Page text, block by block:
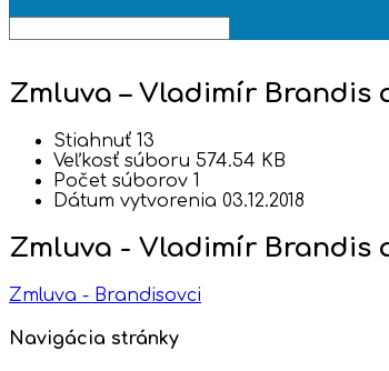
Zmluva – Vladimír Brandis
Stiahnuť 13
Veľkosť súboru 574.54 KB
Počet súborov 1
Dátum vytvorenia 03.12.2018
Zmluva - Vladimír Brandis
Zmluva - Brandisovci
Navigácia stránky